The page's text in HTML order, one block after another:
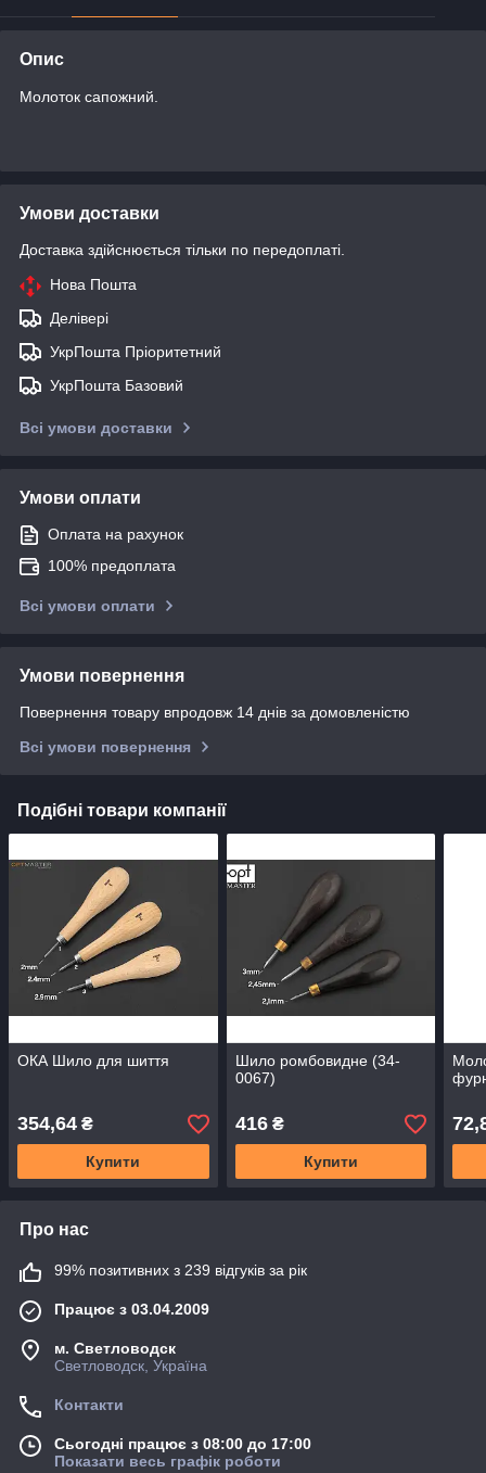
Опис
Молоток сапожний.
Умови доставки
Доставка здійснюється тільки по передоплаті.
Нова Пошта
Делівері
УкрПошта Пріоритетний
УкрПошта Базовий
Всі умови доставки
Умови оплати
Оплата на рахунок
100% предоплата
Всі умови оплати
Умови повернення
Повернення товару впродовж 14 днів за домовленістю
Всі умови повернення
Подібні товари компанії
ОКА Шило для шиття
354,64 ₴
Купити
Шило ромбовидне (34-
0067)
416₴
Купити
Про нас
99% позитивних з 239 відгуків за рік
Працює з 03.04.2009
м. Светловодск
Светловодск, Україна
Контакти
Сьогодні працює з 08:00 до 17:00
Показати весь графік роботи